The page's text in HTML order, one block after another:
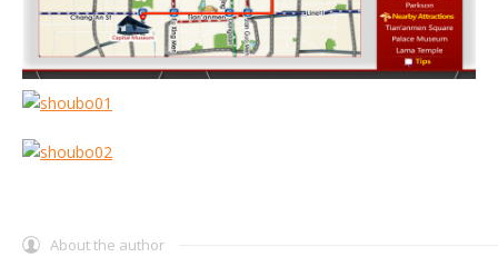
About the author